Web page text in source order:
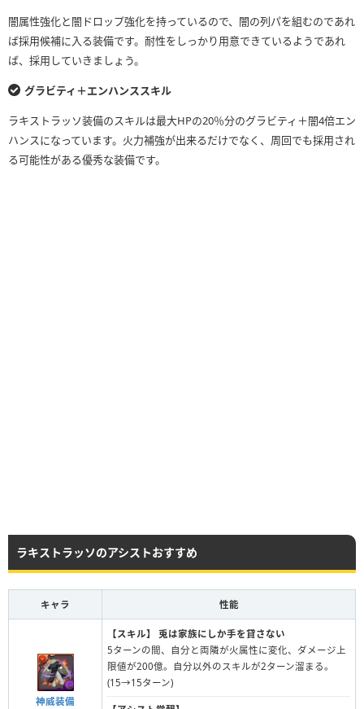
闇属性強化と闇ドロップ強化を持っているので、闇の列パを組むのであれ
ば採用候補に入る装備です。耐性をしっかり用意できているようであれ
ば、採用していきましょう。
グラビティ＋エンハンススキル
ラキストラッソ装備のスキルは最大HPの20％分のグラビティ＋闇4倍エン
ハンスになっています。火力補強が出来るだけでなく、周回でも採用され
る可能性がある優秀な装備です。
ラキストラッソのアシストおすすめ
キャラ 性能
神威装備
【スキル】
兎は家族にしか手を貸さない
5ターンの間、自分と両隣が火属性に変化、ダメージ上
限値が200億。自分以外のスキルが2ターン溜まる。
(15→15ターン)